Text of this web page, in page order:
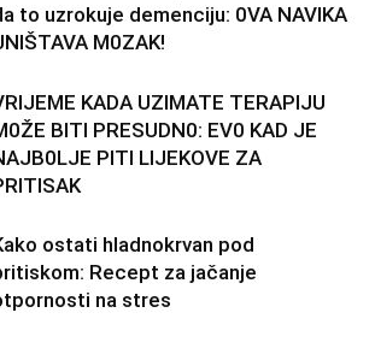
to uzrokuje demenciju: 0VA NAVIKA
M0ZAK!
KADA UZlMATE TERAPlJU
BlTl PRESUDN0: EV0 KAD JE
PITI LIJEKOVE ZA
ostati hladnokrvan pod
Recept za jačanje
na stres